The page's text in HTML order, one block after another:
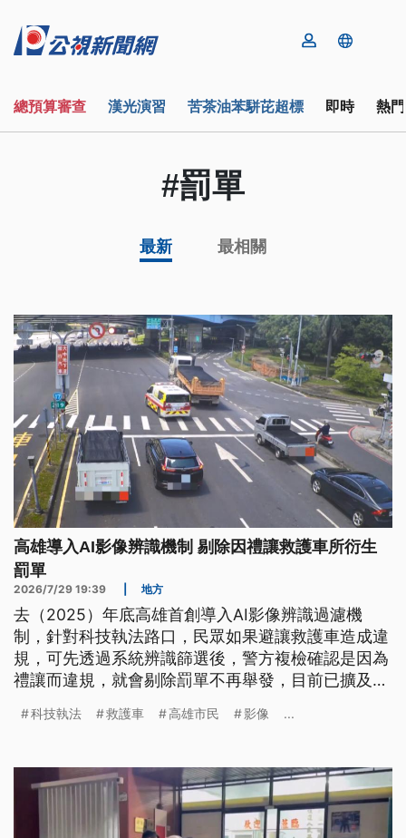
總預算審查 漢光演習 苦茶油苯駢芘超標 即時 熱
#罰單
最新 最相關
高雄導入AI影像辨識機制 剔除因禮讓救護車所衍生
罰單
2026/7/29 19:39 地方
去（2025）年底高雄首創導入AI影像辨識過濾機
制，針對科技執法路口，民眾如果避讓救護車造成違
規，可先透過系統辨識篩選後，警方複檢確認是因為
禮讓而違規，就會剔除罰單不再舉發，目前已擴及全
低民眾申訴。
科技執法 救護車 高雄市民 影像 ...